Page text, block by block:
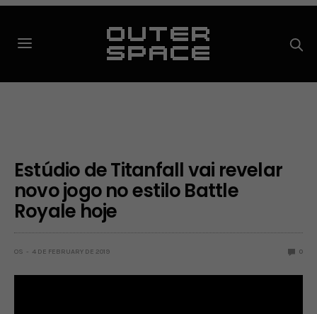
Estúdio de Titanfall vai revelar
novo jogo no estilo Battle
Royale hoje
OS 4 DE FEBRUARY DE 2019 0